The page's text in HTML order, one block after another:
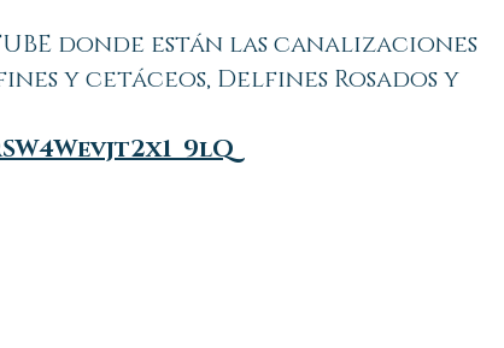
donde están las canalizaciones
y cetáceos, Delfines Rosados y